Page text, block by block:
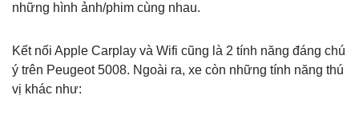
những hình ảnh/phim cùng nhau.
Kết nối Apple Carplay và Wifi cũng là 2 tính năng đáng chú
ý trên Peugeot 5008. Ngoài ra, xe còn những tính năng thú
vị khác như: